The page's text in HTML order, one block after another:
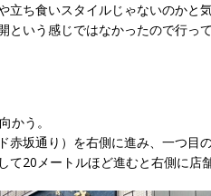
ち食いスタイルじゃないのかと
いう感じではなかったので行っ
かう。
坂通り）を右側に進み、一つ目
20メートルほど進むと右側に店